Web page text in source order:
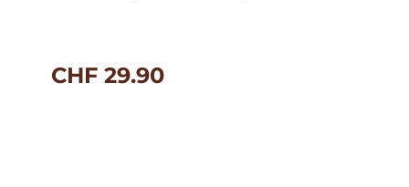
CHF 29.90